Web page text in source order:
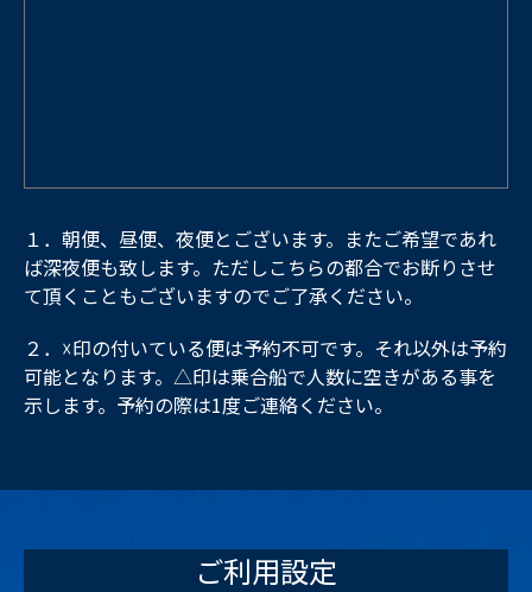
１．朝便、昼便、夜便とございます。またご希望であれ
ば深夜便も致します。ただしこちらの都合でお断りさせ
て頂くこともございますのでご了承ください。
２．☓印の付いている便は予約不可です。それ以外は予約
可能となります。△印は乗合船で人数に空きがある事を
示します。予約の際は1度ご連絡ください。
ご利用設定